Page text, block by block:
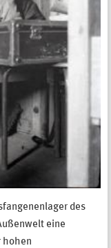
des
eine
hohen